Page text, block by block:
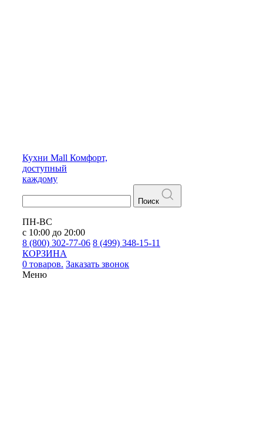
Кухни Mall Комфорт,
доступный
каждому
Поиск
ПН-ВС
с 10:00 до 20:00
8 (800) 302-77-06 8 (499) 348-15-11
КОРЗИНА
0 товаров. Заказать звонок
Меню